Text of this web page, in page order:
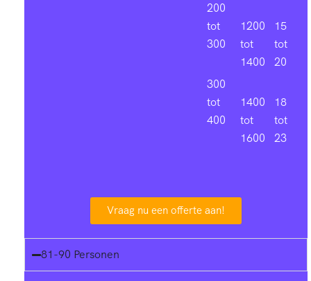
200
tot
300
300
tot
400
1200
tot
1400
1400
tot
1600
15
tot
20
18
tot
23
Vraag nu een offerte aan!
81-90 Personen